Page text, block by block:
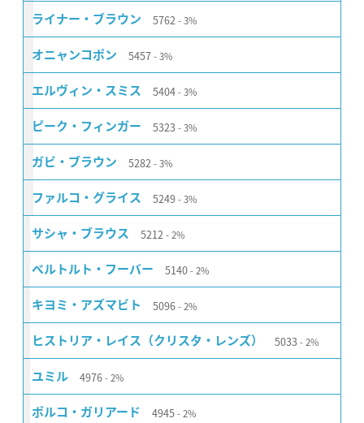
ライナー・ブラウン 5762 3%
オニャンコポン 5457 3%
エルヴィン・スミス 5404 3%
ピーク・フィンガー 5323 3%
ガビ・ブラウン 5282 3%
ファルコ・グライス 5249 3%
サシャ・ブラウス 5212 2%
ベルトルト・フーバー 5140 2%
キヨミ・アズマビト 5096 2%
ヒストリア・レイス（クリスタ・レンズ） 5033 2%
ユミル 4976 2%
ポルコ・ガリアード 4945 2%